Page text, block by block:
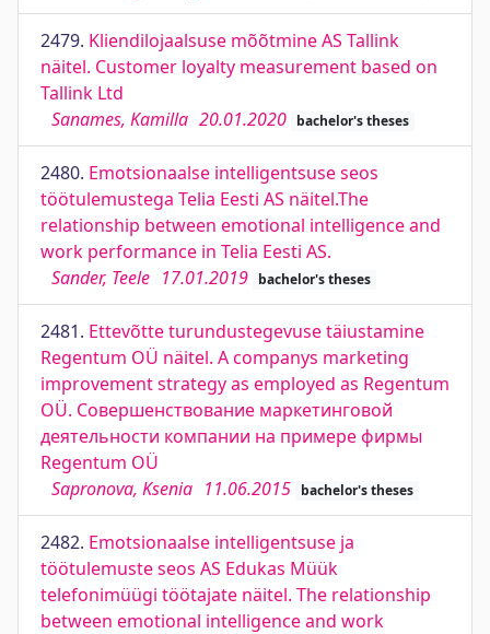
2479. Kliendilojaalsuse mõõtmine AS Tallink
näitel. Customer loyalty measurement based on
Tallink Ltd
Sanames, Kamilla 20.01.2020 bachelor's theses
2480. Emotsionaalse intelligentsuse seos
töötulemustega Telia Eesti AS näitel.The
relationship between emotional intelligence and
work performance in Telia Eesti AS.
Sander, Teele 17.01.2019 bachelor's theses
2481. Ettevõtte turundustegevuse täiustamine
Regentum OÜ näitel. A companys marketing
improvement strategy as employed as Regentum
OÜ. Совершенствование маркетинговой
деятельности компании на примере фирмы
Regentum OÜ
Sapronova, Ksenia 11.06.2015 bachelor's theses
2482. Emotsionaalse intelligentsuse ja
töötulemuste seos AS Edukas Müük
telefonimüügi töötajate näitel. The relationship
between emotional intelligence and work